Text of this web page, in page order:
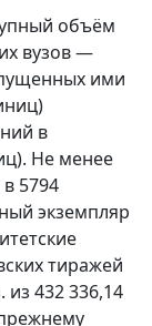
объём
вузов —
ими
в
Не менее
5794
экземпляр
тиражей
из 432 336,14